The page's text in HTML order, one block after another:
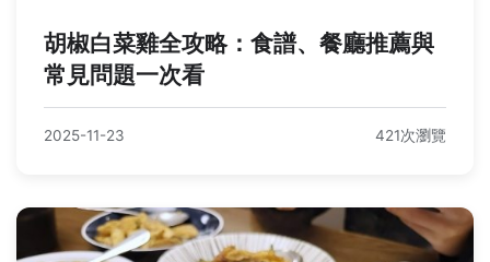
胡椒白菜雞全攻略：食譜、餐廳推薦與
常見問題一次看
2025-11-23 421次瀏覽